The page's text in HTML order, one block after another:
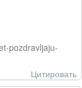
pozdravljaju-
Цитировать